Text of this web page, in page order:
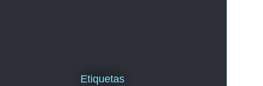
Etiquetas